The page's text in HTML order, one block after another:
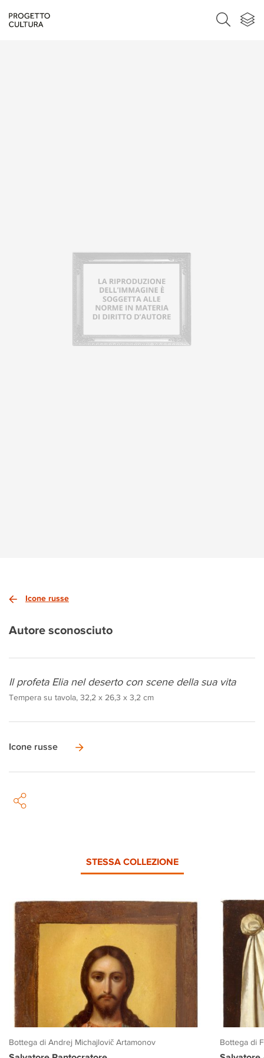
Icone russe
Autore sconosciuto
Il profeta Elia nel deserto con scene della sua vita
Tempera su tavola, 32,2 x 26,3 x 3,2 cm
Icone russe
STESSA COLLEZIONE
Bottega di Andrej Michajlovič Artamonov Bottega di